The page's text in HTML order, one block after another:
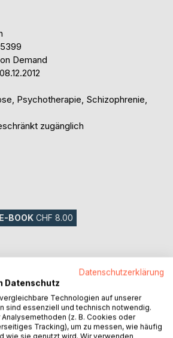
Demand
Psychotherapie, Schizophrenie,
zugänglich
E-BOOK CHF 8.00
WARENKORB
Datenschutzerklärung
Datenschutz
Technologien auf unserer
sind essenziell und technisch notwendig.
(z. B. Cookies oder
Tracking), um zu messen, wie häufig
wie sie genutzt wird. Wir verwenden